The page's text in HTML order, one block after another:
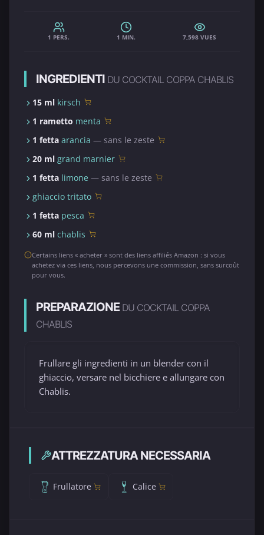
1 PERS. 1 MIN. 7,598 VUES
INGREDIENTI DU COCKTAIL COPPA CHABLIS
15 ml kirsch
1 rametto menta
1 fetta arancia — sans le zeste
20 ml grand marnier
1 fetta limone — sans le zeste
ghiaccio tritato
1 fetta pesca
60 ml chablis
Certains liens « acheter » sont des liens affiliés Amazon : si vous
achetez via ces liens, nous percevons une commission, sans surcoût
pour vous.
PREPARAZIONE DU COCKTAIL COPPA
CHABLIS
Frullare gli ingredienti in un blender con il
ghiaccio, versare nel bicchiere e allungare con
Chablis.
ATTREZZATURA NECESSARIA
Frullatore Calice